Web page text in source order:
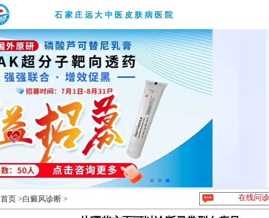
石家庄远大中医皮肤病医院
首页 >白癜风诊断 > 在线问